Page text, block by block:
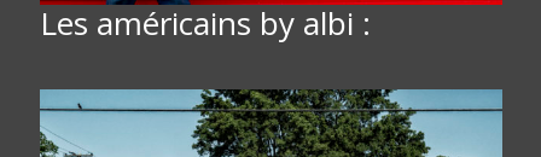
Les américains by albi :